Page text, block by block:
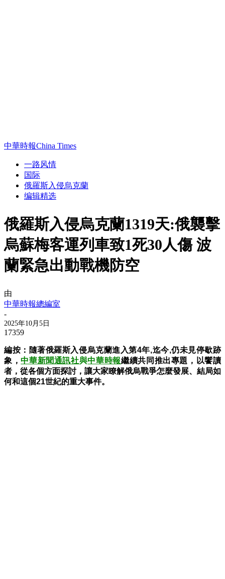
中華時報China Times
一路风情
国际
俄羅斯入侵烏克蘭
编辑精选
俄羅斯入侵烏克蘭1319天:俄襲擊
烏蘇梅客運列車致1死30人傷 波
蘭緊急出動戰機防空
由
中華時報總編室
-
2025年10月5日
17359
編按：隨著俄羅斯入侵烏克蘭進入第4年,迄今,仍未見停歇跡
象，中華新聞通訊社與中華時報繼續共同推出專題，以饗讀
者，從各個方面探討，讓大家瞭解俄烏戰爭怎麼發展、結局如
何和這個21世紀的重大事件。